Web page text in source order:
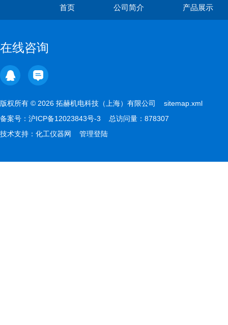
首页 公司简介 产品展示
在线咨询
版权所有 © 2026 拓赫机电科技（上海）有限公司 sitemap.xml
备案号： 沪ICP备12023843号-3 总访问量：878307
技术支持： 化工仪器网 管理登陆